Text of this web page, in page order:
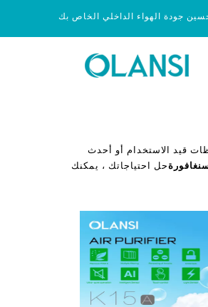
جودة الهواء الداخلي الخاص بك
قيد الاستخدام أو أحدث
حل احتياجاتك ، يمكنك